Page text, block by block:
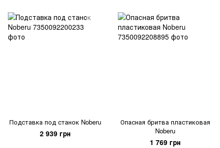
Подставка под станок Noberu
2 939 грн
Опасная бритва пластиковая
Noberu
1 769 грн